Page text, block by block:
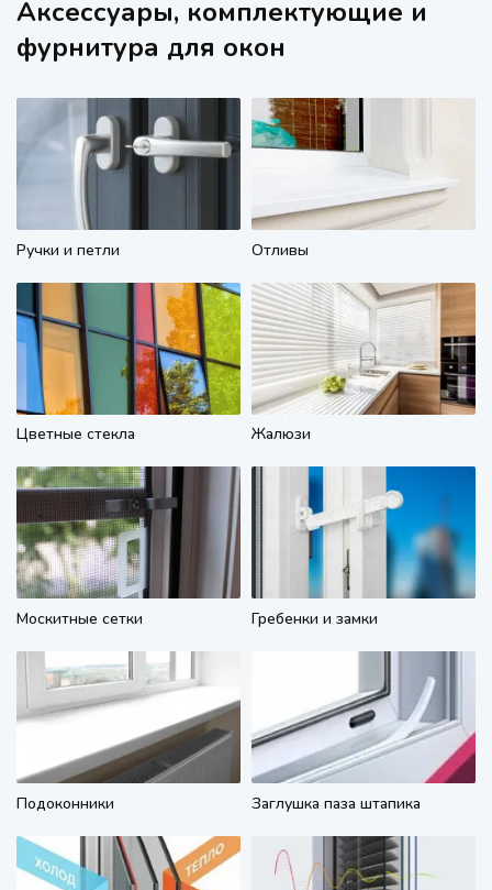
Аксессуары, комплектующие и
фурнитура для окон
Ручки и петли Отливы
Цветные стекла Жалюзи
Москитные сетки Гребенки и замки
Подоконники Заглушка паза штапика